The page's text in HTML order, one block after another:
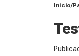
Inicio